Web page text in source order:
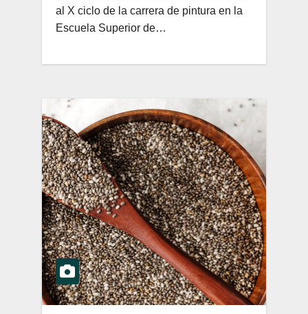
al X ciclo de la carrera de pintura en la
Escuela Superior de…